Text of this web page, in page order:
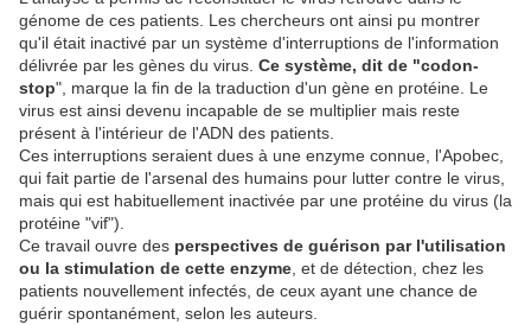
génome de ces patients. Les chercheurs ont ainsi pu montrer
qu'il était inactivé par un système d'interruptions de l'information
délivrée par les gènes du virus. Ce système, dit de "codon-
stop", marque la fin de la traduction d'un gène en protéine. Le
virus est ainsi devenu incapable de se multiplier mais reste
présent à l'intérieur de l'ADN des patients.
Ces interruptions seraient dues à une enzyme connue, l'Apobec,
qui fait partie de l'arsenal des humains pour lutter contre le virus,
mais qui est habituellement inactivée par une protéine du virus (la
protéine "vif").
Ce travail ouvre des perspectives de guérison par l'utilisation
ou la stimulation de cette enzyme , et de détection, chez les
patients nouvellement infectés, de ceux ayant une chance de
guérir spontanément, selon les auteurs.